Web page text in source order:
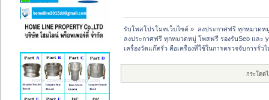
รับโพสโปรโมทเว็บไซต์ » ลงประกาศฟรี ทุกหมวดห
ลงประกาศฟรี ทุกหมวดหมู่ โพสฟรี รองรับSeo และ
เครื่องวัดแก๊สรั่ว คือเครื่องที่ใช้ในการตรวจจับการรั่ว
กระโดด